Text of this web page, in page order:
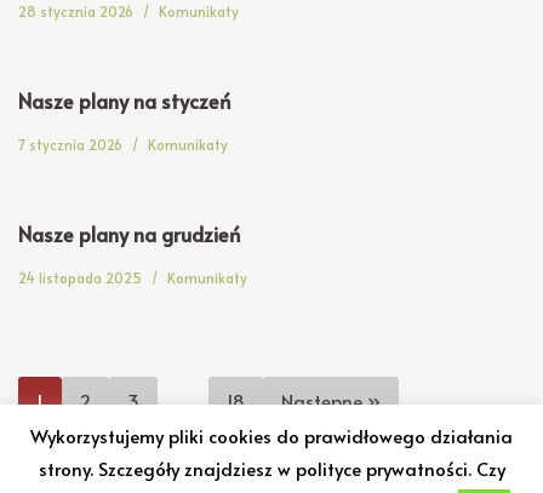
28 stycznia 2026 Komunikaty
Nasze plany na styczeń
7 stycznia 2026 Komunikaty
Nasze plany na grudzień
24 listopada 2025 Komunikaty
1 2 3 18
Następne »
Wykorzystujemy pliki cookies do prawidłowego działania
strony. Szczegóły znajdziesz w polityce prywatności. Czy